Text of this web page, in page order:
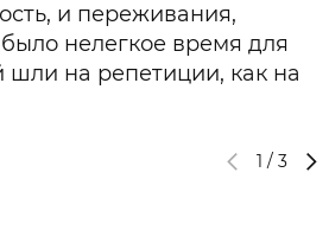
и переживания,
нелегкое время для
на репетиции, как на
1 /3